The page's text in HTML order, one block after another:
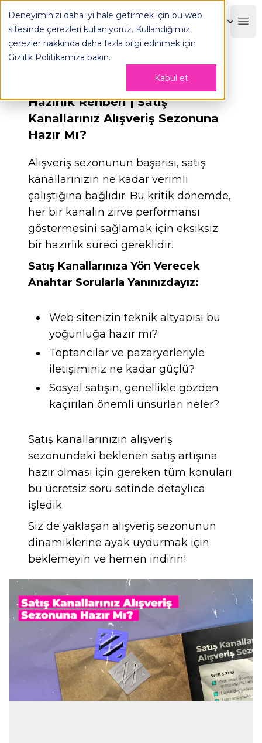
Deneyiminizi daha iyi hale getirmek için bu web
sitesinde çerezleri kullanıyoruz. Kullandığımız
çerezler hakkında daha fazla bilgi edinmek için
Gizlilik Politikamıza bakın.
Kabul et
OPLOG
Hazırlık Rehberi | Satış
Kanallarınız Alışveriş Sezonuna
Hazır Mı?
Alışveriş sezonunun başarısı, satış
kanallarınızın ne kadar verimli
çalıştığına bağlıdır. Bu kritik dönemde,
her bir kanalın zirve performansı
göstermesini sağlamak için eksiksiz
bir hazırlık süreci gereklidir.
Satış Kanallarınıza Yön Verecek
Anahtar Sorularla Yanınızdayız:
Web sitenizin teknik altyapısı bu
yoğunluğa hazır mı?
Toptancılar ve pazaryerleriyle
iletişiminiz ne kadar güçlü?
Sosyal satışın, genellikle gözden
kaçırılan önemli unsurları neler?
Satış kanallarınızın alışveriş
sezonundaki beklenen satış artışına
hazır olması için gereken tüm konuları
bu ücretsiz soru setinde detaylıca
işledik.
Siz de yaklaşan alışveriş sezonunun
dinamiklerine ayak uydurmak için
beklemeyin ve hemen indirin!